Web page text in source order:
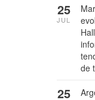
de
25
JUL
25